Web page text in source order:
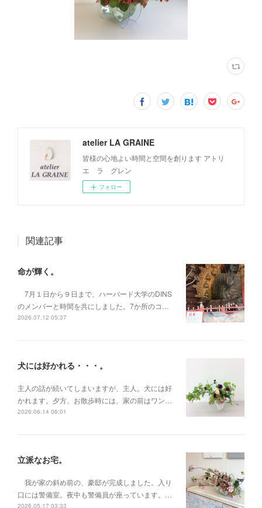
atelier LA GRAINE
皆様の心地よい時間と空間を創ります アトリ
エ ラ グレン
フォロー
関連記事
命が輝く。
7月１日から９日まで、ハーバード大学のDINS
のメンバーと時間を共にしました。7か所のコ…
2026.07.12 05:37
犬には好かれる・・・。
主人の話が続いてしまいますが、主人。犬には好
かれます。夕方、お散歩時には、家の前はワン…
2026.06.14 06:01
立派なお宅。
我が家の斜め前の、豪邸が完成しました。入り
口には警備室。夜中も警備員が座っています。…
2026.05.17 03:33